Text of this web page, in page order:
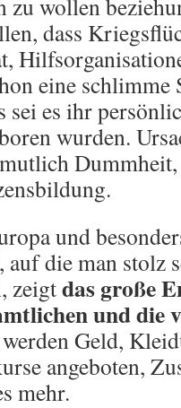
zu wollen
dass
eine schlimme
sei es ihr
wurden.
und
auf die man stolz
zeigtdas große
und die
Geld,
angeboten,
mehr.